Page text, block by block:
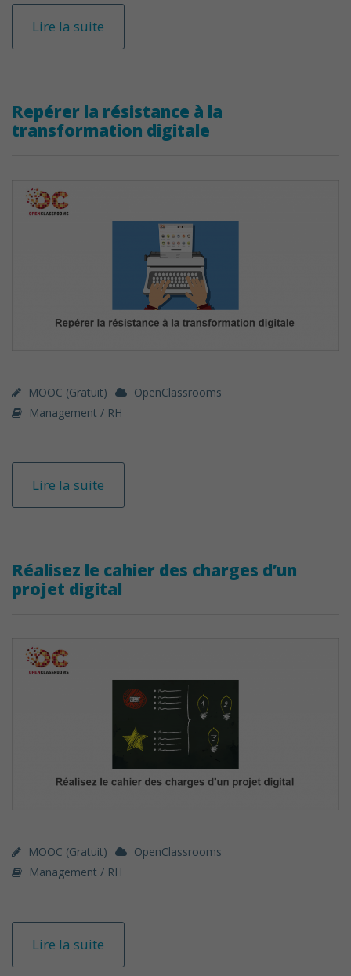
Lire la suite
Repérer la résistance à la
transformation digitale
MOOC (gratuit)
OpenClassrooms
Management / RH
Lire la suite
Réalisez le cahier des charges d’un
projet digital
MOOC (gratuit)
OpenClassrooms
Management / RH
Lire la suite